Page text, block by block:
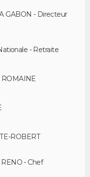
GABON - Directeur
- Retraite
ROMAINE
ROBERT
- Chef